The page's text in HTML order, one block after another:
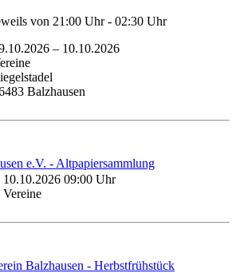
von 21:00 Uhr - 02:30 Uhr
– 10.10.2026
Balzhausen
e.V. - Altpapiersammlung
10.10.2026 09:00 Uhr
Vereine
Balzhausen - Herbstfrühstück